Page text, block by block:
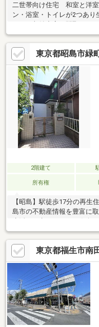
二世帯向け住宅 和室と洋
ン・浴室・トイレが2つあり
です 収納力高い間取りで
東京都昭島市緑
2階建て
所有権
【昭島】駅徒歩17分の再
島市の不動産情報を豊富に
東京都福生市南